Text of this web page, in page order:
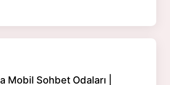
Sohbet Odaları |